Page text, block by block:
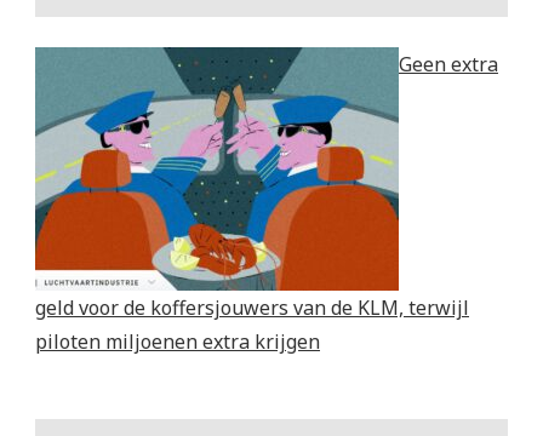
Geen extra
geld voor de koffersjouwers van de KLM, terwijl
piloten miljoenen extra krijgen